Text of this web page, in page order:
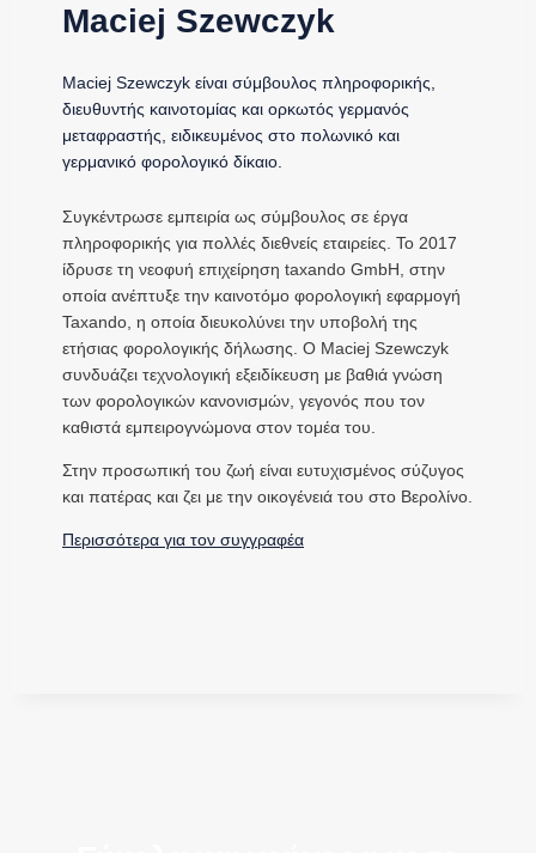
Maciej Szewczyk
Maciej Szewczyk είναι σύμβουλος πληροφορικής,
διευθυντής καινοτομίας και ορκωτός γερμανός
μεταφραστής, ειδικευμένος στο πολωνικό και
γερμανικό φορολογικό δίκαιο.
Συγκέντρωσε εμπειρία ως σύμβουλος σε έργα
πληροφορικής για πολλές διεθνείς εταιρείες. Το 2017
ίδρυσε τη νεοφυή επιχείρηση taxando GmbH, στην
οποία ανέπτυξε την καινοτόμο φορολογική εφαρμογή
Taxando, η οποία διευκολύνει την υποβολή της
ετήσιας φορολογικής δήλωσης. Ο Maciej Szewczyk
συνδυάζει τεχνολογική εξειδίκευση με βαθιά γνώση
των φορολογικών κανονισμών, γεγονός που τον
καθιστά εμπειρογνώμονα στον τομέα του.
Στην προσωπική του ζωή είναι ευτυχισμένος σύζυγος
και πατέρας και ζει με την οικογένειά του στο Βερολίνο.
Περισσότερα για τον συγγραφέα